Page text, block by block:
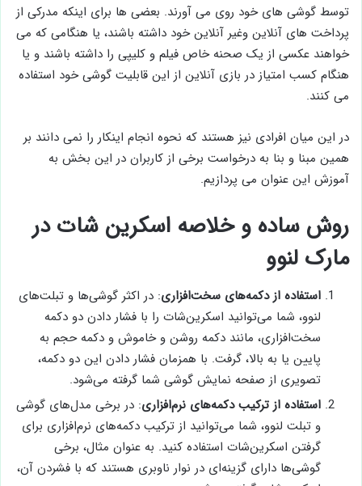
توسط گوشی های خود روی می آورند. بعضی ها برای اینکه مدرکی از
پرداخت های آنلاین وغیر آنلاین خود داشته باشند، یا هنگامی که می
خواهند عکسی از یک صحنه خاص فیلم و کلیپی را داشته باشند و یا
هنگام کسب امتیاز در بازی آنلاین از این قابلیت گوشی خود استفاده
می کنند.
در این میان افرادی نیز هستند که نحوه انجام اینکار را نمی دانند بر
همین مبنا و بنا به درخواست برخی از کاربران در این بخش به
آموزش این عنوان می پردازیم.
روش ساده و خلاصه اسکرین شات در
مارک لنوو
استفاده از دکمه‌های سخت‌افزاری: در اکثر گوشی‌ها و تبلت‌های
لنوو، شما می‌توانید اسکرین‌شات را با فشار دادن دو دکمه
سخت‌افزاری، مانند دکمه روشن و خاموش و دکمه حجم به
پایین یا به بالا، گرفت. با همزمان فشار دادن این دو دکمه،
تصویری از صفحه نمایش گوشی شما گرفته می‌شود.
استفاده از ترکیب دکمه‌های نرم‌افزاری: در برخی مدل‌های گوشی
و تبلت لنوو، شما می‌توانید از ترکیب دکمه‌های نرم‌افزاری برای
گرفتن اسکرین‌شات استفاده کنید. به عنوان مثال، برخی
گوشی‌ها دارای گزینه‌ای در نوار ناوبری هستند که با فشردن آن،